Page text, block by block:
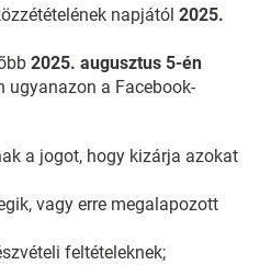
napjától 2025.
2025. augusztus 5-én
ugyanazon a Facebook-
a jogot, hogy kizárja azokat
vagy erre megalapozott
feltételeknek;